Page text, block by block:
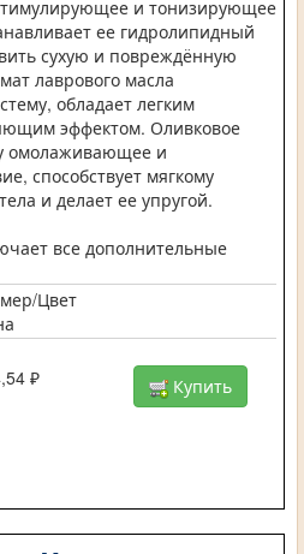
и тонизирующее
ее гидролипидный
сухую и повреждённую
лаврового масла
обладает легким
эффектом. Оливковое
омолаживающее и
способствует мягкому
и делает ее упругой.
все дополнительные
Цвет
₽
Купить